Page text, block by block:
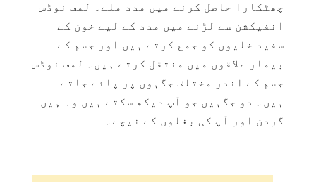
چھٹکارا حاصل کرنے میں مدد ملے۔ لمف نوڈس
انفیکشن سے لڑنے میں مدد کے لیے خون کے
سفید خلیوں کو جمع کرتے ہیں اور جسم کے
بیمار علاقوں میں منتقل کرتے ہیں۔ لمف نوڈس
جسم کے اندر مختلف جگہوں پر پائے جاتے
ہیں۔ دو جگہیں جو آپ دیکھ سکتے ہیں وہ ہیں
گردن اور آپ کی بغلوں کے نیچے۔